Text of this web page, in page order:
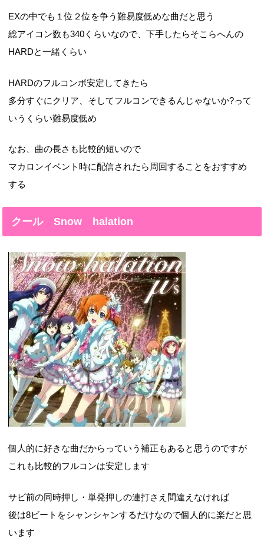
EXの中でも１位２位を争う難易度低めな曲だと思う
総アイコン数も340くらいなので、下手したらそこらへんの
HARDと一緒くらい
HARDのフルコンボ安定してきたら
多分すぐにクリア、そしてフルコンできるんじゃないか?って
いうくらい難易度低め
なお、曲の長さも比較的短いので
マカロンイベント時に配信されたら周回することをおすすめ
する
クール Snow halation
個人的に好きな曲だからっていう補正もあると思うのですが
これも比較的フルコンは安定します
サビ前の同時押し・単発押しの連打さえ間違えなければ
後は8ビートをシャンシャンするだけなので個人的に楽だと思
います